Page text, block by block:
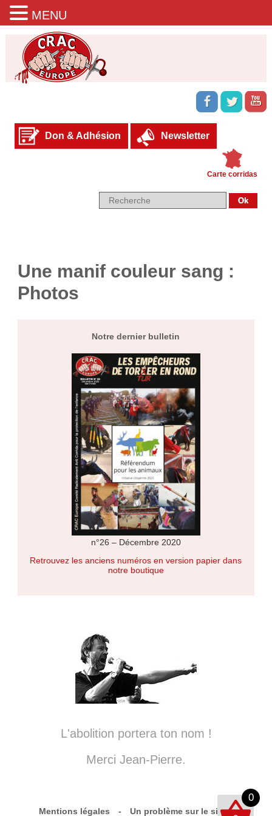
Don & Adhésion Newsletter
Carte corridas
Une manif couleur sang :
Photos
Notre dernier bulletin
n°26 – Décembre 2020
Retrouvez les anciens numéros en version papier dans
notre boutique
L'abolition portera ton nom !
Merci Jean-Pierre.
Mentions légales - Un problème sur le site ?
0
MENU